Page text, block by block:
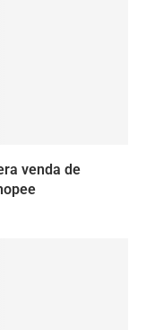
venda de